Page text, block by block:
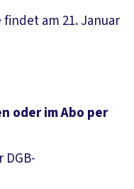
am 21. Januar
oder im Abo per